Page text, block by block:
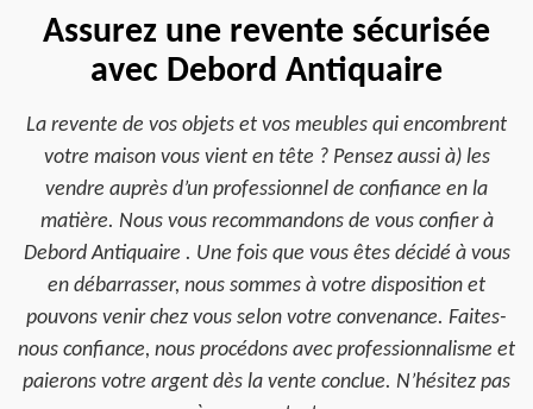
Assurez une revente sécurisée
avec Debord Antiquaire
La revente de vos objets et vos meubles qui encombrent
votre maison vous vient en tête ? Pensez aussi à) les
vendre auprès d’un professionnel de confiance en la
matière. Nous vous recommandons de vous confier à
Debord Antiquaire . Une fois que vous êtes décidé à vous
en débarrasser, nous sommes à votre disposition et
pouvons venir chez vous selon votre convenance. Faites-
nous confiance, nous procédons avec professionnalisme et
paierons votre argent dès la vente conclue. N’hésitez pas